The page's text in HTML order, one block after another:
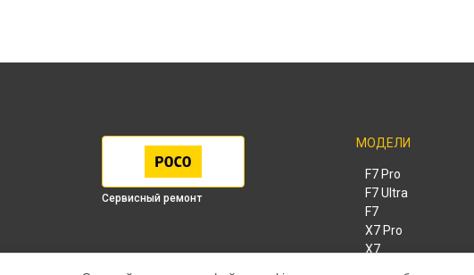
Сервисный ремонт
МОДЕЛИ
F7 Pro
F7 Ultra
F7
X7 Pro
X7